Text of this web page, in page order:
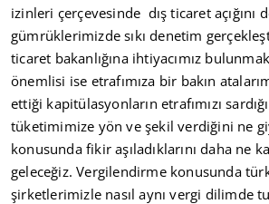
izinleri çerçevesinde dış ticaret açığını
gümrüklerimizde sıkı denetim
ticaret bakanlığına ihtiyacımız
önemlisi ise etrafımıza bir bakın
ettiği kapitülasyonların etrafımızı
tüketimimize yön ve şekil verdiğini ne
konusunda fikir aşıladıklarını daha ne
geleceğiz. Vergilendirme konusunda
şirketlerimizle nasıl aynı vergi dilimde